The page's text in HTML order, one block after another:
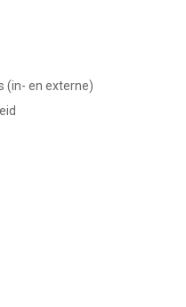
(in- en externe)